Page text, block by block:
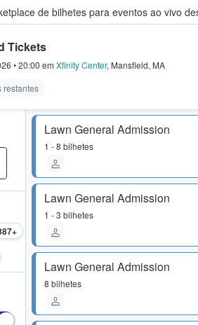
de bilhetes para eventos ao vivo
os fãs compram e
Tickets
•20:00 em Xfinity Center, Mansfield, MA
restantes
Lawn General Admission
1 - 8 bilhetes
Lawn General Admission
1 - 3 bilhetes
Lawn General Admission
8 bilhetes